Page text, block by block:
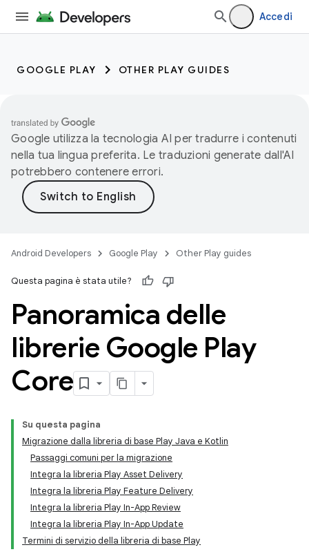
Accedi
GOOGLE PLAY OTHER PLAY GUIDES
Google utilizza la tecnologia AI per tradurre i contenuti
nella tua lingua preferita. Le traduzioni generate dall'AI
potrebbero contenere errori.
Android Developers Google Play Other Play guides
Questa pagina è stata utile?
Panoramica delle
librerie Google Play
Core
Su questa pagina
Migrazione dalla libreria di base Play Java e Kotlin
Passaggi comuni per la migrazione
Integra la libreria Play Asset Delivery
Integra la libreria Play Feature Delivery
Integra la libreria Play In-App Review
Integra la libreria Play In-App Update
Termini di servizio della libreria di base Play